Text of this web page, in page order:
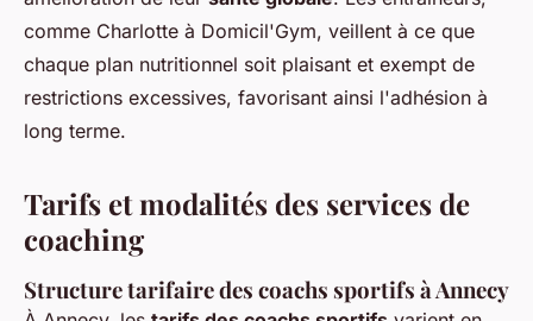
comme Charlotte à Domicil'Gym, veillent à ce que
chaque plan nutritionnel soit plaisant et exempt de
restrictions excessives, favorisant ainsi l'adhésion à
long terme.
Tarifs et modalités des services de
coaching
Structure tarifaire des coachs sportifs à Annecy